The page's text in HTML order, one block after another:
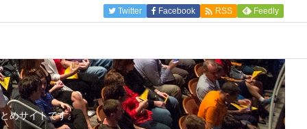
Twitter Facebook  RSS Feedly
めサイトです。